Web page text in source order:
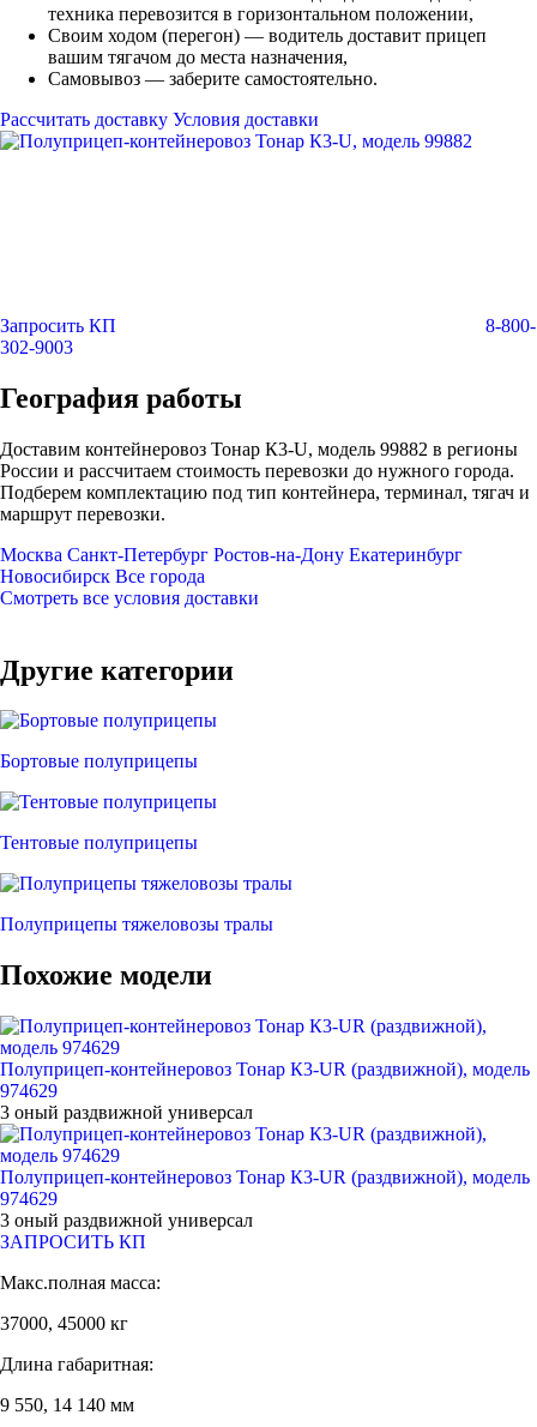
техника перевозится в горизонтальном положении,
Своим ходом (перегон) — водитель доставит прицеп
вашим тягачом до места назначения,
Самовывоз — заберите самостоятельно.
Рассчитать доставку Условия доставки
Запросить КП
8-800-
302-9003
География работы
Доставим контейнеровоз Тонар К3-U, модель 99882 в регионы
России и рассчитаем стоимость перевозки до нужного города.
Подберем комплектацию под тип контейнера, терминал, тягач и
маршрут перевозки.
Москва Санкт-Петербург Ростов-на-Дону Екатеринбург
Новосибирск Все города
Смотреть все условия доставки
Другие категории
Бортовые полуприцепы
Тентовые полуприцепы
Полуприцепы тяжеловозы тралы
Похожие модели
Полуприцеп-контейнеровоз Тонар К3-UR (раздвижной), модель
974629
3 оный раздвижной универсал
Полуприцеп-контейнеровоз Тонар К3-UR (раздвижной), модель
974629
3 оный раздвижной универсал
ЗАПРОСИТЬ КП
Макс.полная масса:
37000, 45000 кг
Длина габаритная:
9 550, 14 140 мм